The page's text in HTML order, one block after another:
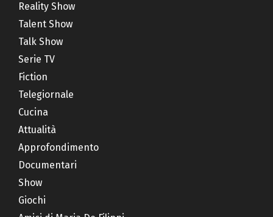
Reality Show
Talent Show
Talk Show
Serie TV
Fiction
Telegiornale
Cucina
Attualità
Approfondimento
Documentari
Show
Giochi